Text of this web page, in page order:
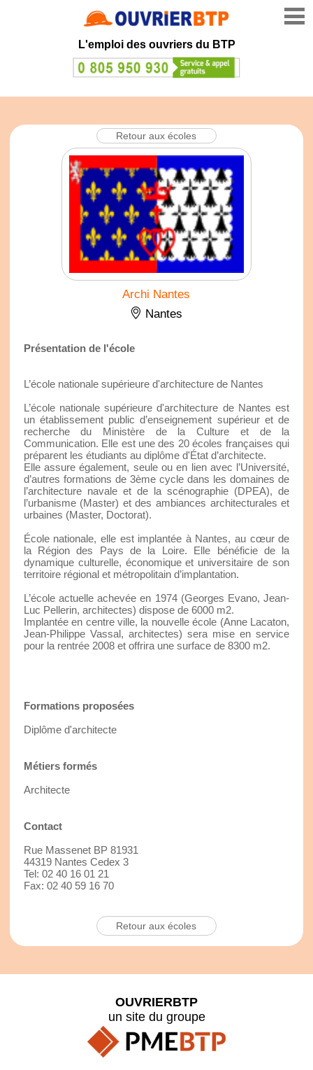
L'emploi des ouvriers du BTP
Retour aux écoles
Archi Nantes
Nantes
Présentation de l'école
L’école nationale supérieure d'architecture de Nantes
L’école nationale supérieure d'architecture de Nantes est
un établissement public d’enseignement supérieur et de
recherche du Ministère de la Culture et de la
Communication. Elle est une des 20 écoles françaises qui
préparent les étudiants au diplôme d'État d’architecte.
Elle assure également, seule ou en lien avec l’Université,
d’autres formations de 3ème cycle dans les domaines de
l’architecture navale et de la scénographie (DPEA), de
l’urbanisme (Master) et des ambiances architecturales et
urbaines (Master, Doctorat).
École nationale, elle est implantée à Nantes, au cœur de
la Région des Pays de la Loire. Elle bénéficie de la
dynamique culturelle, économique et universitaire de son
territoire régional et métropolitain d’implantation.
L’école actuelle achevée en 1974 (Georges Evano, Jean-
Luc Pellerin, architectes) dispose de 6000 m2.
Implantée en centre ville, la nouvelle école (Anne Lacaton,
Jean-Philippe Vassal, architectes) sera mise en service
pour la rentrée 2008 et offrira une surface de 8300 m2.
Formations proposées
Diplôme d'architecte
Métiers formés
Architecte
Contact
Rue Massenet BP 81931
44319 Nantes Cedex 3
Tel: 02 40 16 01 21
Fax: 02 40 59 16 70
Retour aux écoles
OUVRIERBTP
un site du groupe